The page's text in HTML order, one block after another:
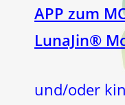
APP zum
LunaJin®
und/oder